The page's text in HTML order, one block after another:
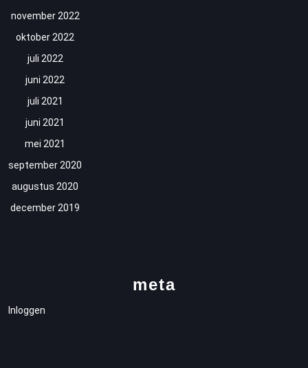
november 2022
oktober 2022
juli 2022
juni 2022
juli 2021
juni 2021
mei 2021
september 2020
augustus 2020
december 2019
meta
Inloggen